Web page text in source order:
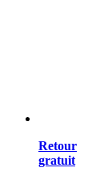
Retour
gratuit